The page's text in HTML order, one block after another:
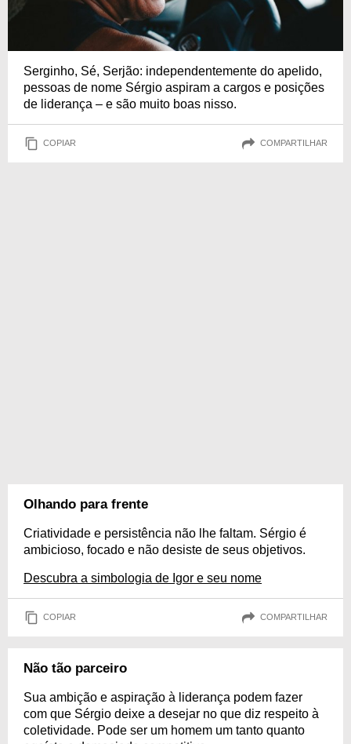
Serginho, Sé, Serjão: independentemente do apelido,
pessoas de nome Sérgio aspiram a cargos e posições
de liderança – e são muito boas nisso.
COPIAR COMPARTILHAR
Olhando para frente
Criatividade e persistência não lhe faltam. Sérgio é
ambicioso, focado e não desiste de seus objetivos.
Descubra a simbologia de Igor e seu nome
COPIAR COMPARTILHAR
Não tão parceiro
Sua ambição e aspiração à liderança podem fazer
com que Sérgio deixe a desejar no que diz respeito à
coletividade. Pode ser um homem um tanto quanto